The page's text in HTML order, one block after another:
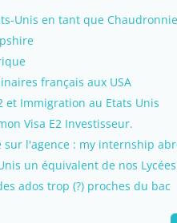
Unis en tant que
français aux USA
et Immigration au Etats Unis
Visa E2 Investisseur.
sur l'agence : my internship
un équivalent de nos
ados trop (?) proches du bac